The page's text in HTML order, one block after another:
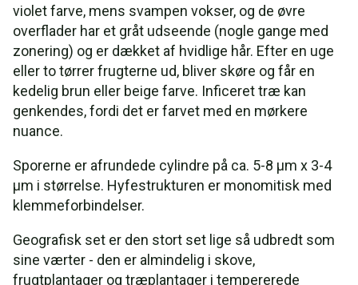
violet farve, mens svampen vokser, og de øvre
overflader har et gråt udseende (nogle gange med
zonering) og er dækket af hvidlige hår. Efter en uge
eller to tørrer frugterne ud, bliver skøre og får en
kedelig brun eller beige farve. Inficeret træ kan
genkendes, fordi det er farvet med en mørkere
nuance.
Sporerne er afrundede cylindre på ca. 5-8 µm x 3-4
µm i størrelse. Hyfestrukturen er monomitisk med
klemmeforbindelser.
Geografisk set er den stort set lige så udbredt som
sine værter - den er almindelig i skove,
frugtplantager og træplantager i tempererede